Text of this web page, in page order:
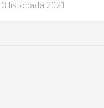
3 listopada 2021